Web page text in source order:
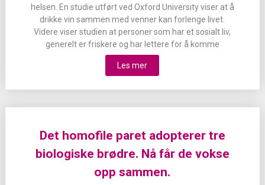
helsen. En studie utført ved Oxford University viser at å
drikke vin sammen med venner kan forlenge livet.
Videre viser studien at personer som har et sosialt liv,
generelt er friskere og har lettere for å komme
Les mer
Det homofile paret adopterer tre
biologiske brødre. Nå får de vokse
opp sammen.